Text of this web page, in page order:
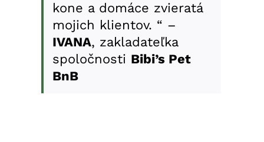
kone a domáce zvieratá
mojich klientov. “ –
IVANA, zakladateľka
spoločnosti Bibi’s Pet
BnB